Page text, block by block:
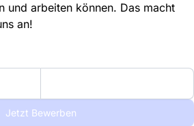
und arbeiten können. Das macht
an!
Jetzt Bewerben